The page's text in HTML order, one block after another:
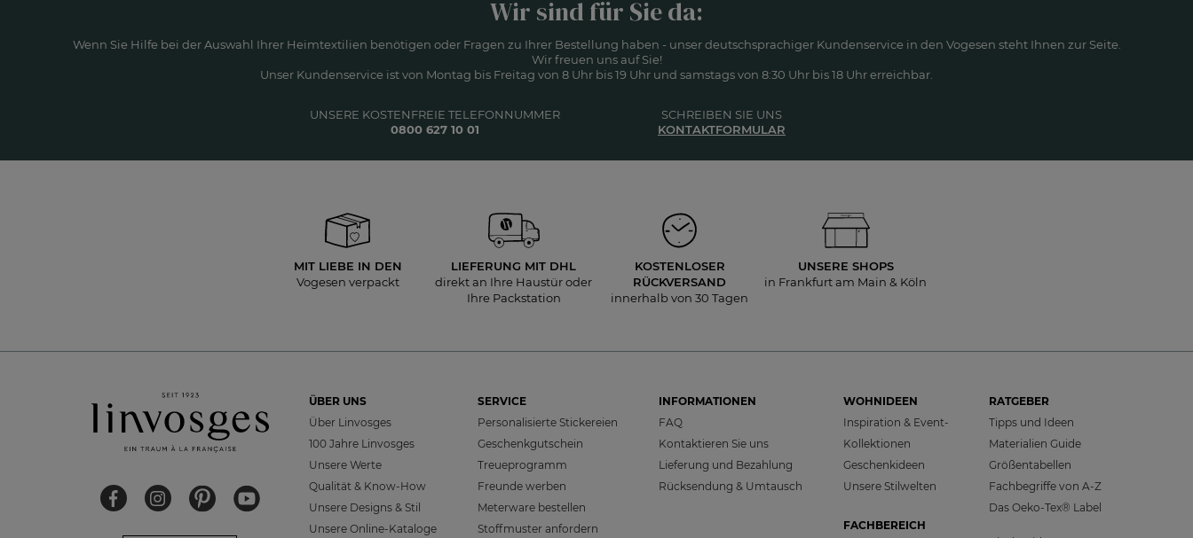
Wir sind für Sie da:
Wenn Sie Hilfe bei der Auswahl Ihrer Heimtextilien benötigen oder Fragen zu Ihrer Bestellung haben - unser deutschsprachiger Kundenservice in den Vogesen steht Ihnen zur Seite.
Wir freuen uns auf Sie!
Unser Kundenservice ist von Montag bis Freitag von 8 Uhr bis 19 Uhr und samstags von 8:30 Uhr bis 18 Uhr erreichbar.
UNSERE KOSTENFREIE TELEFONNUMMER
0800 627 10 01
SCHREIBEN SIE UNS
KONTAKTFORMULAR
MIT LIEBE IN DEN
Vogesen verpackt
LIEFERUNG MIT DHL
direkt an Ihre Haustür oder
Ihre Packstation
KOSTENLOSER
RÜCKVERSAND
innerhalb von 30 Tagen
UNSERE SHOPS
in Frankfurt am Main & Köln
ÜBER UNS
Über Linvosges
100 Jahre Linvosges
Unsere Werte
Qualität & Know-How
Unsere Designs & Stil
Unsere Online-Kataloge
SERVICE
Personalisierte Stickereien
Geschenkgutschein
Treueprogramm
Freunde werben
Meterware bestellen
Stoffmuster anfordern
INFORMATIONEN
FAQ
Kontaktieren Sie uns
Lieferung und Bezahlung
Rücksendung & Umtausch
WOHNIDEEN
Inspiration & Event-
Kollektionen
Geschenkideen
Unsere Stilwelten
FACHBEREICH
RATGEBER
Tipps und Ideen
Materialien Guide
Größentabellen
Fachbegriffe von A-Z
Das Oeko-Tex® Label